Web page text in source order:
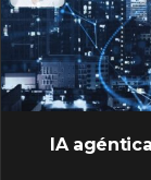
IA